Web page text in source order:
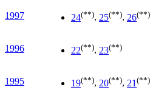
1997 24(**), 25(**), 26(**)
1996 22(**), 23(**)
1995 19(**), 20(**), 21 (**)